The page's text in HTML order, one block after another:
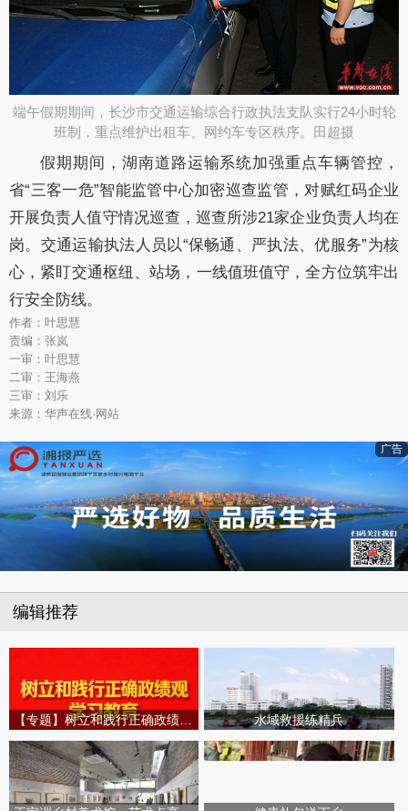
端午假期期间，长沙市交通运输综合行政执法支队实行24小时轮
班制，重点维护出租车、网约车专区秩序。田超摄​
假期期间，湖南道路运输系统加强重点车辆管控，
省“三客一危”智能监管中心加密巡查监管，对赋红码企业
开展负责人值守情况巡查，巡查所涉21家企业负责人均在
岗。交通运输执法人员以“保畅通、严执法、优服务”为核
心，紧盯交通枢纽、站场，一线值班值守，全方位筑牢出
行安全防线。
作者：叶思慧
责编：张岚
一审：叶思慧
二审：王海燕
三审：刘乐
来源：华声在线·网站
广告
编辑推荐
水域救援练精兵